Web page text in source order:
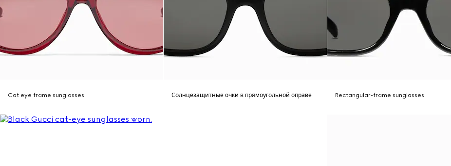
Cat eye frame sunglasses Солнцезащитные очки в прямоугольной оправе Rectangular-frame sunglasses